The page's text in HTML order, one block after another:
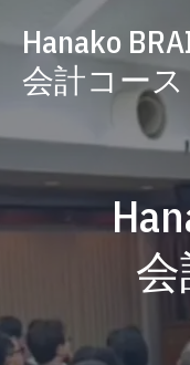
Hanako
会計コース